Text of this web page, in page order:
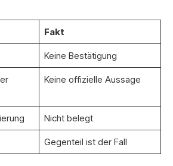
Fakt
Keine Bestätigung
Keine offizielle Aussage
Nicht belegt
Gegenteil ist der Fall